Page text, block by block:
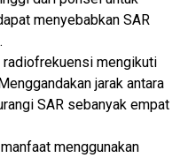
menyebabkan SAR
mengikuti
jarak antara
SAR sebanyak empat
menggunakan